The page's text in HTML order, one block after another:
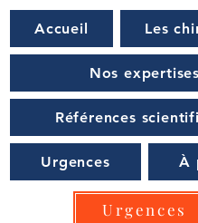
Urgences
Accueil Les
Nos expertises
Références
Urgences À